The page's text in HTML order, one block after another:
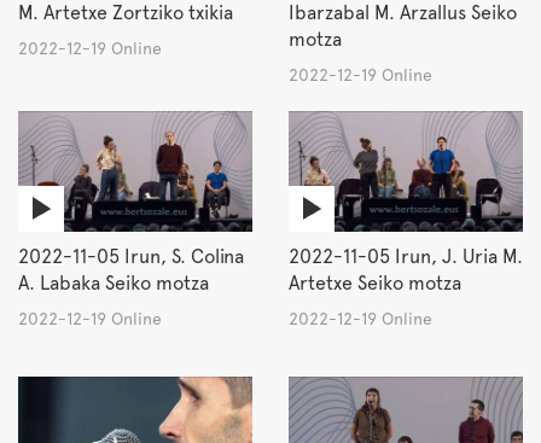
M. Artetxe Zortziko txikia
2022-12-19 Online
Ibarzabal M. Arzallus Seiko
motza
2022-12-19 Online
2022-11-05 Irun, S. Colina
A. Labaka Seiko motza
2022-12-19 Online
2022-11-05 Irun, J. Uria M.
Artetxe Seiko motza
2022-12-19 Online